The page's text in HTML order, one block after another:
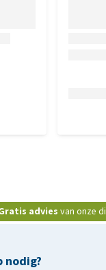
advies van onze
nodig?